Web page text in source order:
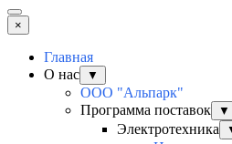
×
Главная
О нас
▼
ООО "Альпарк"
Программа поставок
▼
Электротехника